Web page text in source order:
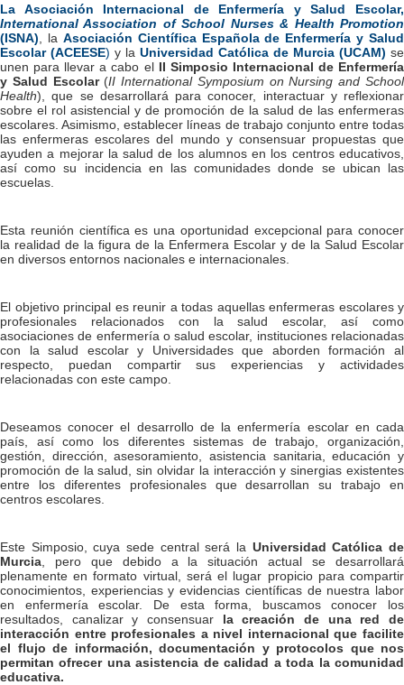
La Asociación Internacional de Enfermería y Salud Escolar,
International Association of School Nurses & Health Promotion
(ISNA) , la Asociación Científica Española de Enfermería y Salud
Escolar (ACEESE) y la Universidad Católica de Murcia (UCAM) se
unen para llevar a cabo el II Simposio Internacional de Enfermería
y Salud Escolar(II International Symposium on Nursing and School
Health), que se desarrollará para conocer, interactuar y reflexionar
sobre el rol asistencial y de promoción de la salud de las enfermeras
escolares. Asimismo, establecer líneas de trabajo conjunto entre todas
las enfermeras escolares del mundo y consensuar propuestas que
ayuden a mejorar la salud de los alumnos en los centros educativos,
así como su incidencia en las comunidades donde se ubican las
escuelas.
Esta reunión científica es una oportunidad excepcional para conocer
la realidad de la figura de la Enfermera Escolar y de la Salud Escolar
en diversos entornos nacionales e internacionales.
El objetivo principal es reunir a todas aquellas enfermeras escolares y
profesionales relacionados con la salud escolar, así como
asociaciones de enfermería o salud escolar, instituciones relacionadas
con la salud escolar y Universidades que aborden formación al
respecto, puedan compartir sus experiencias y actividades
relacionadas con este campo.
Deseamos conocer el desarrollo de la enfermería escolar en cada
país, así como los diferentes sistemas de trabajo, organización,
gestión, dirección, asesoramiento, asistencia sanitaria, educación y
promoción de la salud, sin olvidar la interacción y sinergias existentes
entre los diferentes profesionales que desarrollan su trabajo en
centros escolares.
Este Simposio, cuya sede central será la Universidad Católica de
Murcia , pero que debido a la situación actual se desarrollará
plenamente en formato virtual, será el lugar propicio para compartir
conocimientos, experiencias y evidencias científicas de nuestra labor
en enfermería escolar. De esta forma, buscamos conocer los
resultados, canalizar y consensuar la creación de una red de
interacción entre profesionales a nivel internacional que facilite
el flujo de información, documentación y protocolos que nos
permitan ofrecer una asistencia de calidad a toda la comunidad
educativa.